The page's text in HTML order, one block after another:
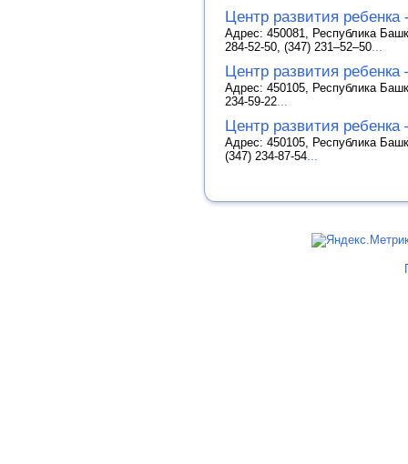
Центр развития
Адрес: 450081, Республика
284-52-50, (347) 231–52–50
Центр развития
Адрес: 450105, Республика
234-59-22
Центр развития
Адрес: 450105, Республика
(347) 234-87-54